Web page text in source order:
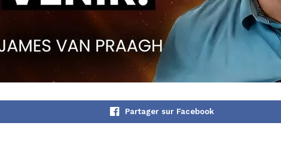
Partager sur Facebook